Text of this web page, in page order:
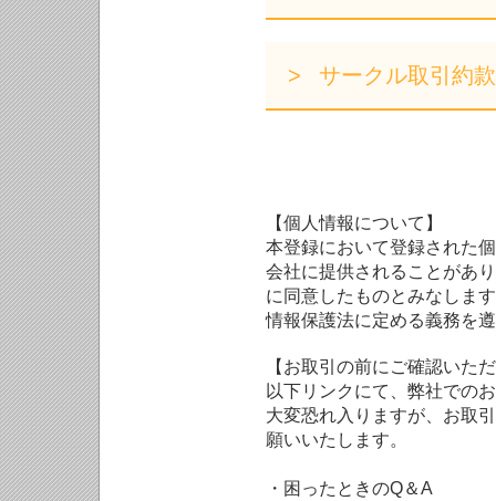
サークル取引約款
【個人情報について】
本登録において登録された
会社に提供されることがあ
に同意したものとみなしま
情報保護法に定める義務を
【お取引の前にご確認いた
以下リンクにて、弊社での
大変恐れ入りますが、お取
願いいたします。
・困ったときのQ＆A